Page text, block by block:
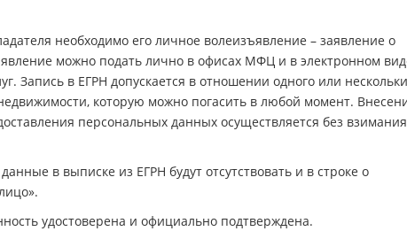
необходимо его личное волеизъявление – заявление о
можно подать лично в офисах МФЦ и в электронном
Запись в ЕГРН допускается в отношении одного или
которую можно погасить в любой момент.
персональных данных осуществляется без взимания
в выписке из ЕГРН будут отсутствовать и в строке о
удостоверена и официально подтверждена.